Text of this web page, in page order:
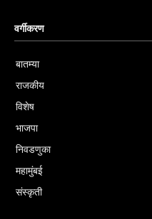
वर्गीकरण
बातम्या
राजकीय
विशेष
भाजपा
निवडणुका
महामुंबई
संस्कृती